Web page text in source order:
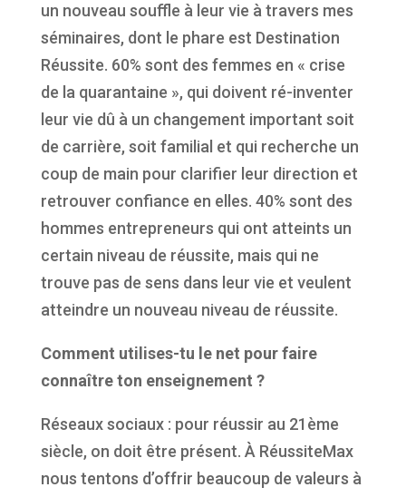
un nouveau souffle à leur vie à travers mes
séminaires, dont le phare est Destination
Réussite. 60% sont des femmes en « crise
de la quarantaine », qui doivent ré-inventer
leur vie dû à un changement important soit
de carrière, soit familial et qui recherche un
coup de main pour clarifier leur direction et
retrouver confiance en elles. 40% sont des
hommes entrepreneurs qui ont atteints un
certain niveau de réussite, mais qui ne
trouve pas de sens dans leur vie et veulent
atteindre un nouveau niveau de réussite.
Comment utilises-tu le net pour faire
connaître ton enseignement ?
Réseaux sociaux : pour réussir au 21ème
siècle, on doit être présent. À RéussiteMax
nous tentons d’offrir beaucoup de valeurs à